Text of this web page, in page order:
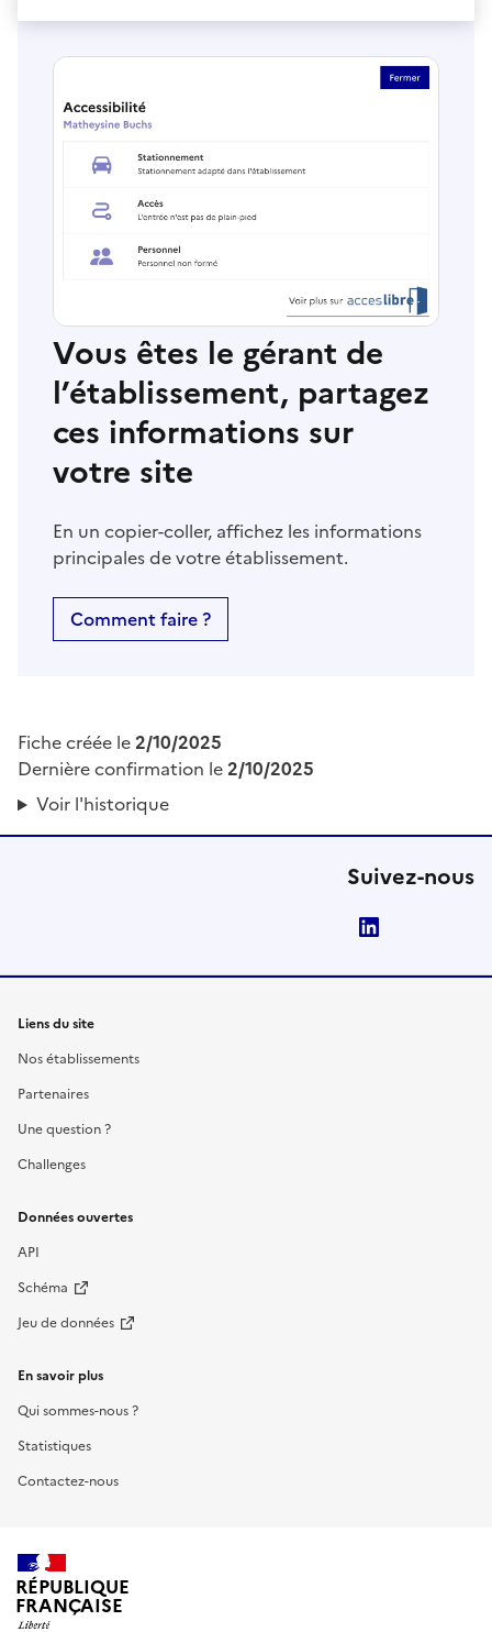
Vous êtes le gérant de
l’établissement, partagez
ces informations sur
votre site
En un copier-coller, affichez les informations
principales de votre établissement.
Comment faire ?
Fiche créée le2/10/2025
Dernière confirmation le2/10/2025
Voir l'historique
Suivez-nous
Liens du site
Nos établissements
Partenaires
Une question ?
Challenges
Données ouvertes
API
Schéma
Jeu de données
En savoir plus
Qui sommes-nous ?
Statistiques
Contactez-nous
RÉPUBLIQUE
FRANÇAISE